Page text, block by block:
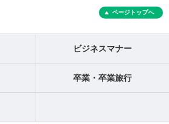
ページトップへ
ビジネスマナー
卒業・卒業旅行